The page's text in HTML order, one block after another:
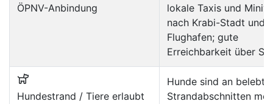
ÖPNV-Anbindung
lokale Taxis und
nach Krabi-Stadt und
Flughafen; gute
Erreichbarkeit über
Hundestrand / Tiere erlaubt
Hunde sind an
Strandabschnitten